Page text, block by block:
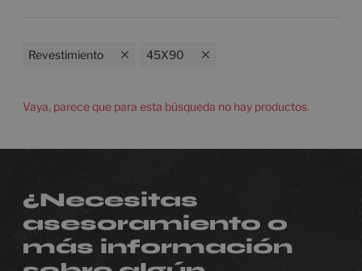
Revestimiento 45X90
Vaya, parece que para esta búsqueda no hay productos.
¿Necesitas
asesoramiento o
más información